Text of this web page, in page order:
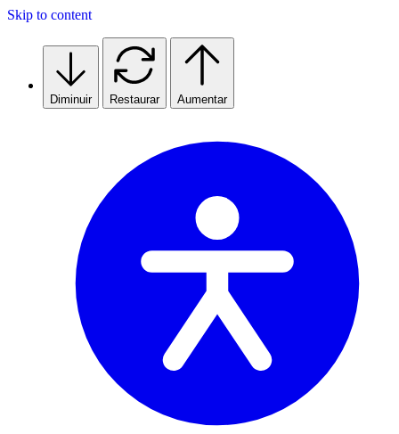
Skip to content
Diminuir Restaurar Aumentar